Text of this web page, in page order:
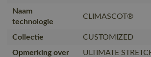
Naam
technologie
CLIMASCOT®
Collectie
CUSTOMIZED
Opmerking over
ULTIMATE